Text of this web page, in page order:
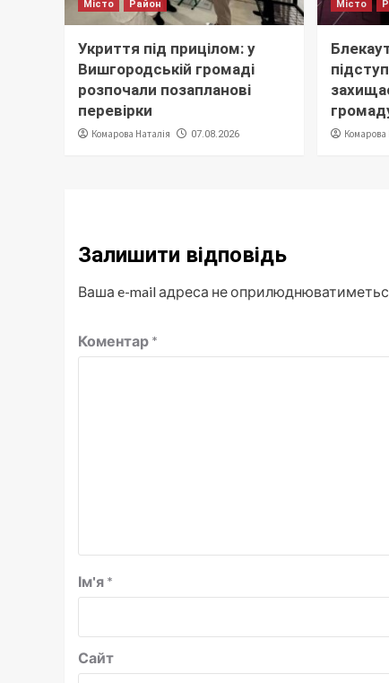
Місто Район
Укриття під прицілом: у
Вишгородській громаді
розпочали позапланові
перевірки
Комарова Наталія 07.08.2026
Місто
Комарова
Залишити відповідь
Ваша e-mail адреса не
Коментар *
Ім'я *
Сайт